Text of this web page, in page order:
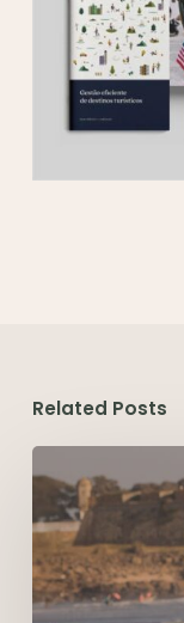
Related Posts